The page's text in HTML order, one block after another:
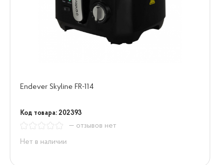
Endever Skyline FR-114
Код товара: 202393
— отзывов нет
Нет в наличии